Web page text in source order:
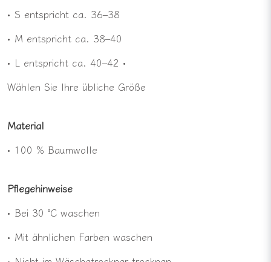
• S entspricht ca. 36–38
• M entspricht ca. 38–40
• L entspricht ca. 40–42 •
Wählen Sie Ihre übliche Größe
Material
• 100 % Baumwolle
Pflegehinweise
• Bei 30 °C waschen
• Mit ähnlichen Farben waschen